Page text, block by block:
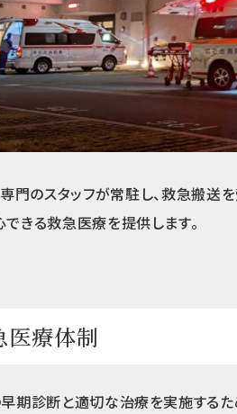
門のスタッフが常駐し、救急搬送
きる救急医療を提供します。
医療体制
期診断と適切な治療を実施するた